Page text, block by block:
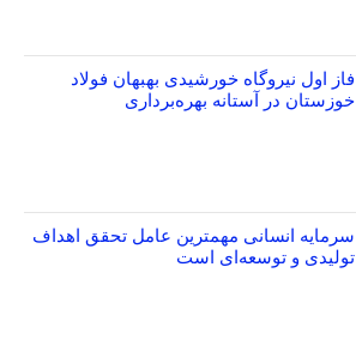
فاز اول نیروگاه خورشیدی بهبهان فولاد
خوزستان در آستانه بهره‌برداری
سرمایه انسانی مهمترین عامل تحقق اهداف
تولیدی و توسعه‌ای است